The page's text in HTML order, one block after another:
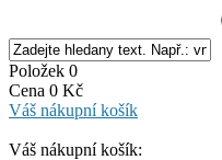
Položek 0
Cena 0 Kč
Váš nákupní košík
Váš nákupní košík: